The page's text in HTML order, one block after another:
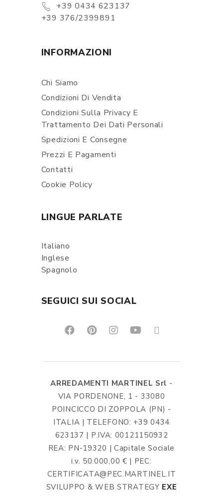
+39 0434 623137
+39 376/2399891
INFORMAZIONI
Chi Siamo
Condizioni Di Vendita
Condizioni Sulla Privacy E
Trattamento Dei Dati Personali
Spedizioni E Consegne
Prezzi E Pagamenti
Contatti
Cookie Policy
LINGUE PARLATE
Italiano
Inglese
Spagnolo
SEGUICI SUI SOCIAL
ARREDAMENTI MARTINEL Srl -
VIA PORDENONE, 1 - 33080
POINCICCO DI ZOPPOLA (PN) -
ITALIA | TELEFONO: +39 0434
623137 | P.IVA: 00121150932
REA: PN-19320 | Capitale Sociale
i.v. 50.000,00 € | PEC:
CERTIFICATA@PEC.MARTINEL.IT
SVILUPPO & WEB STRATEGY EXE